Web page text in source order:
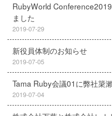
RubyWorld
ました
2019-07-29
新役員体制のお知らせ
2019-07-05
Tama Ruby会議01に弊社簗
2019-07-04